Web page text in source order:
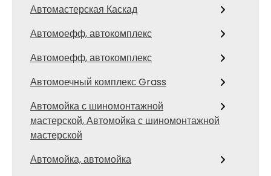
Автомастерская Каскад
Автомоефф, автокомплекс
Автомоефф, автокомплекс
Автомоечный комплекс Grass
Автомойка с шиномонтажной
мастерской, Автомойка с шиномонтажной
мастерской
Автомойка, автомойка